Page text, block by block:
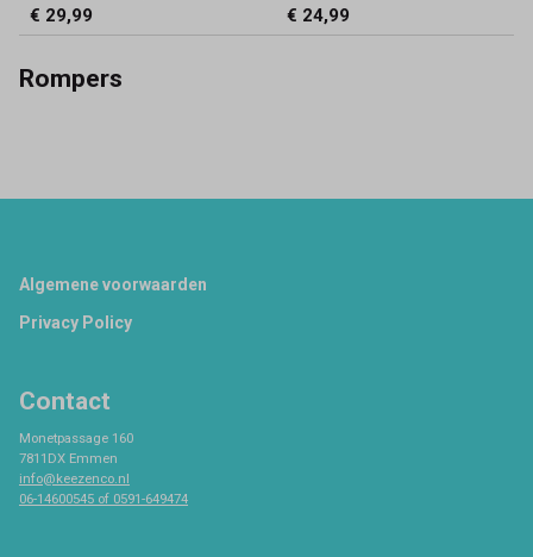
€ 29,99 € 24,99
Rompers
Footer
Algemene voorwaarden
Privacy Policy
Contact
Monetpassage 160
7811DX Emmen
info@keezenco.nl
06-14600545 of 0591-649474